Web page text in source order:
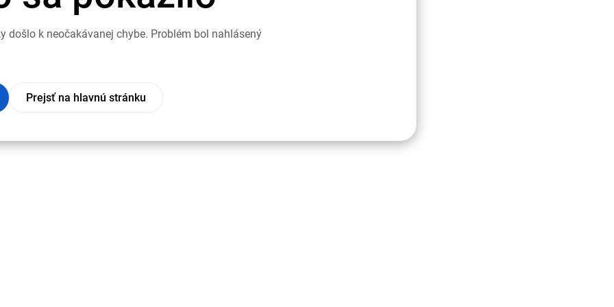
došlo k neočakávanej chybe. Problém bol nahlásený
Prejsť na hlavnú stránku